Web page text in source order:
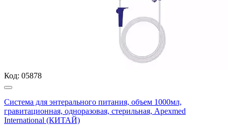
Код: 05878
Система для энтерального питания, объем 1000мл,
гравитационная, одноразовая, стерильная, Apexmed
International (КИТАЙ)